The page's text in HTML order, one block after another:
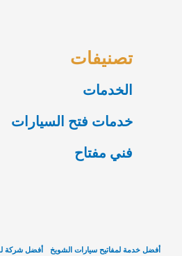
تصنيفات
الخدمات
خدمات فتح السيارات
فني مفتاح
أفضل خدمة لمفاتيح سيارات الشويخ أفضل شركة